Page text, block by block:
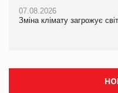
07.08.2026
Зміна клімату загрожує
EVA.UA запустила
Kraft Heinz скоротила